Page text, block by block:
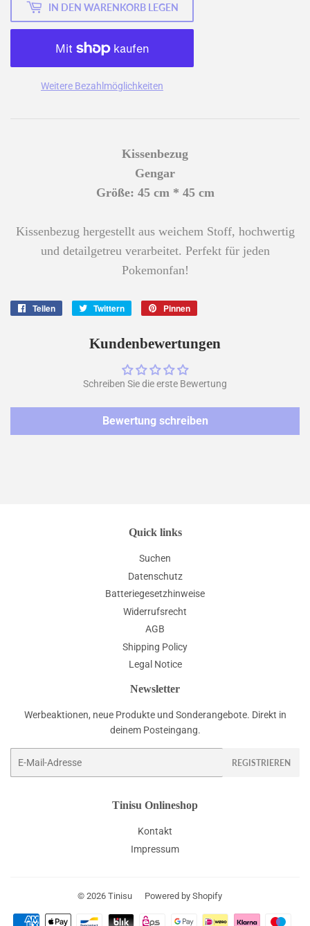
IN DEN WARENKORB LEGEN
Weitere Bezahlmöglichkeiten
Kissenbezug
Gengar
Größe: 45 cm * 45 cm
Kissenbezug hergestellt aus weichem Stoff, hochwertig
und detailgetreu verarbeitet. Perfekt für jeden
Pokemonfan!
Teilen Twittern
twittern
Pinnen
pinnen
Kundenbewertungen
Schreiben Sie die erste Bewertung
Bewertung schreiben
Quick links
Suchen
Datenschutz
Batteriegesetzhinweise
Widerrufsrecht
AGB
Shipping Policy
Legal Notice
Newsletter
Werbeaktionen, neue Produkte und Sonderangebote. Direkt in
deinem Posteingang.
REGISTRIEREN
Tinisu Onlineshop
Kontakt
Impressum
© 2026 Tinisu Powered by Shopify
Zahlungsarten